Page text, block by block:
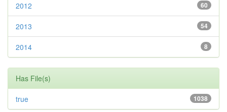
60
2012
54
2013
8
2014
Has File(s)
1038
true